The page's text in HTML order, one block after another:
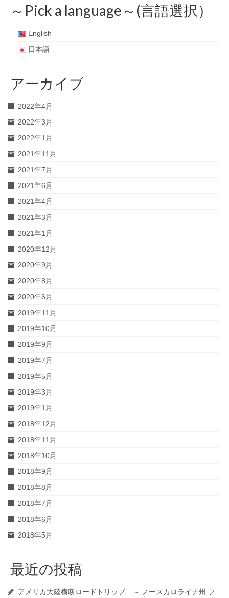
～Pick a language～(言語選択）
English
日本語
アーカイブ
2022年4月
2022年3月
2022年1月
2021年11月
2021年7月
2021年6月
2021年4月
2021年3月
2021年1月
2020年12月
2020年9月
2020年8月
2020年6月
2019年11月
2019年10月
2019年9月
2019年7月
2019年5月
2019年3月
2019年1月
2018年12月
2018年11月
2018年10月
2018年9月
2018年8月
2018年7月
2018年6月
2018年5月
最近の投稿
アメリカ大陸横断ロードトリップ ～ ノースカロライナ州 フ